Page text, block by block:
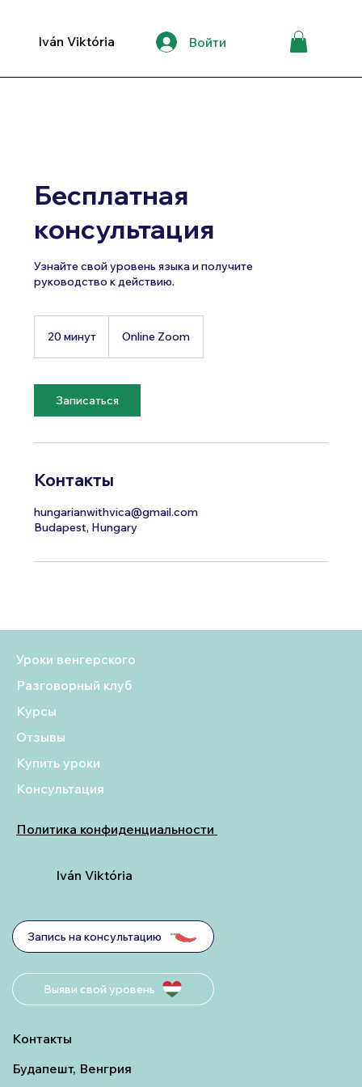
Войти
Iván Viktória
Бесплатная
консультация
Узнайте свой уровень языка и получите
руководство к действию.
20 минут
и
н
у
Online Zoom
Записаться
Контакты
hungarianwithvica@gmail.com
Budapest, Hungary
Iván Viktória
Запись на консультацию
Выяви свой уровень
Уроки венгерского
Разговорный клуб
Курсы
Отзывы
Купить уроки
Консультация
Политика конфиденциальности
Контакты
Будапешт, Венгрия